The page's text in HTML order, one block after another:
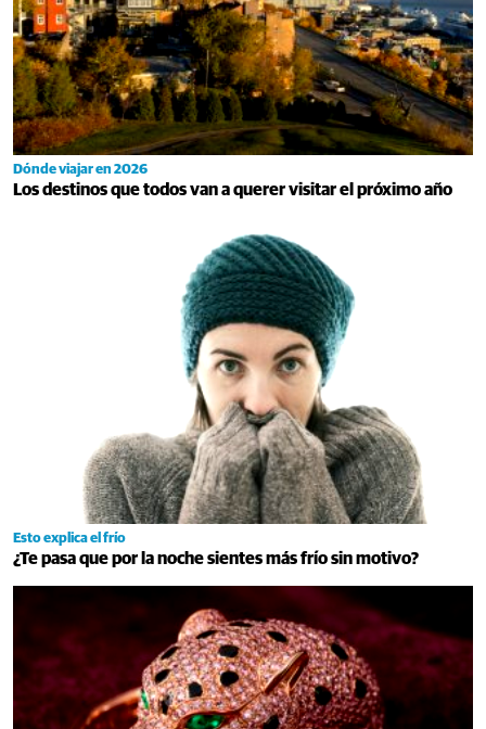
Dónde viajar en 2026
Los destinos que todos van a querer visitar el próximo año
Esto explica el frío
¿Te pasa que por la noche sientes más frío sin motivo?